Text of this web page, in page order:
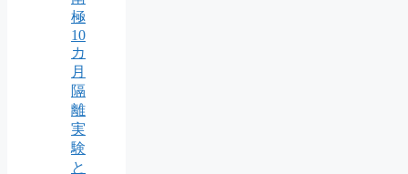
極
10
カ
月
隔
離
実
験
と